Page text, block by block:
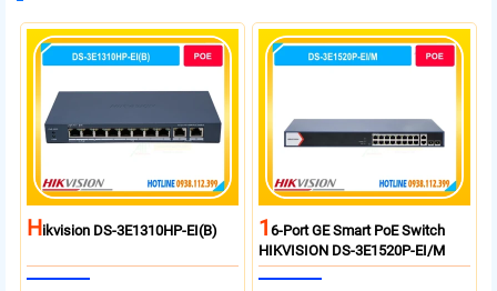
HIkvision DS-3E1310HP-EI(B) 16-Port GE Smart PoE Switch
HIKVISION DS-3E1520P-EI/M